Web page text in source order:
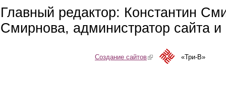
Главный редактор: Константин
Смирнова, администратор сайта
Создание сайтов(link is external)«Три-В»